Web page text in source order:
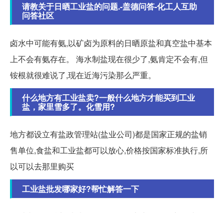
请教关于日晒工业盐的问题.-盖德问答-化工人互助
问答社区
卤水中可能有氨,以矿卤为原料的日晒原盐和真空盐中基本
上不会有氨存在。 海水制盐现在很少了,氨肯定不会有,但
铵根就很难说了,现在近海污染那么严重。
什么地方有工业盐卖?一般什么地方才能买到工业
盐，家里雪多了。化雪用?
地方都设立有盐政管理站(盐业公司)都是国家正规的盐销
售单位,食盐和工业盐都可以放心,价格按国家标准执行,所
以可以去那里购买
工业盐批发哪家好?帮忙解答一下